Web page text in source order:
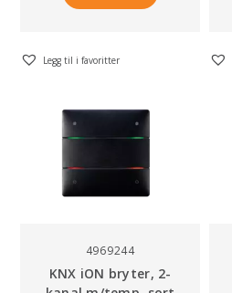
Legg til i favoritter
4969244
KNX iON bryter, 2-